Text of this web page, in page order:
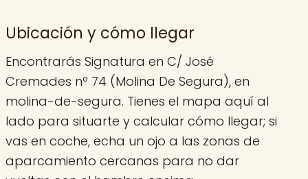
Ubicación y cómo llegar
Encontrarás Signatura en C/ José
Cremades nº 74 (Molina De Segura), en
molina-de-segura. Tienes el mapa aquí al
lado para situarte y calcular cómo llegar; si
vas en coche, echa un ojo a las zonas de
aparcamiento cercanas para no dar